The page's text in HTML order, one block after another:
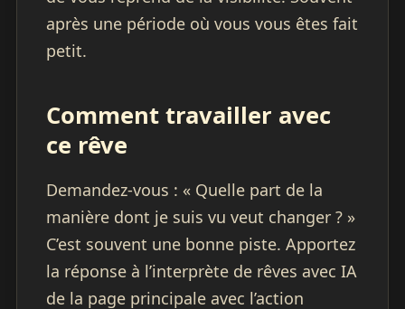
après une période où vous vous êtes fait
petit.
Comment travailler avec
ce rêve
Demandez-vous : « Quelle part de la
manière dont je suis vu veut changer ? »
C’est souvent une bonne piste. Apportez
la réponse à l’interprète de rêves avec IA
de la page principale avec l’action